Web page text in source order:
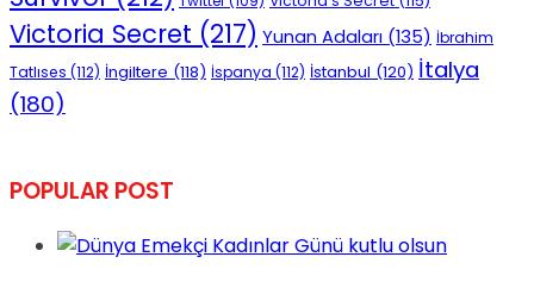
Victoria Secret (217) Yunan Adaları (135) İbrahim
Tatlıses (112) İngiltere (118) İspanya (112) İstanbul (120) İtalya
(180)
POPULAR POST